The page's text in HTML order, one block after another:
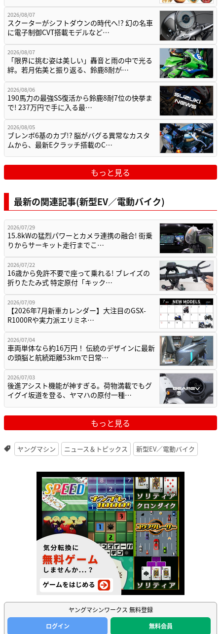
2026/08/07
スクーターがシフトダウンの時代へ!? 幻の名車
に電子制御CVT搭載モデルなど…
2026/08/07
「限界に挑む姿は美しい」轟音と雨の中で光る
絆。若月佑美と振り返る、鈴鹿8耐が…
2026/08/06
190馬力の最強SS復活から鈴鹿8耐7位の快挙ま
で! 237万円で手に入る最…
2026/08/05
ブレンボ6基のカブ!? 脳がバグる異常なカスタ
ムから、最新Eクラッチ搭載のC…
もっと見る
最新の関連記事(新型EV／電動バイク)
2026/07/29
15.8kWの猛烈パワーとカメラ連携の融合! 街乗
りからサーキット走行までこ…
2026/07/22
16歳から免許不要で座って乗れる! ブレイズの
折りたたみ式 特定原付「キック…
2026/07/09
【2026年7月新車カレンダー】大注目のGSX-
R1000Rや実力派エリミネ…
2026/07/04
車両単体なら約16万円！ 伝統のデザインに最新
の頭脳と航続距離53kmで日常…
2026/07/03
後進アシスト機能が神すぎる。荷物満載でもグ
イグイ坂道を登る、ヤマハの原付一種…
もっと見る
ヤングマシン ニュース＆トピックス 新型EV／電動バイク
ヤングマシンワークス 無料登録
ログイン
無料会員